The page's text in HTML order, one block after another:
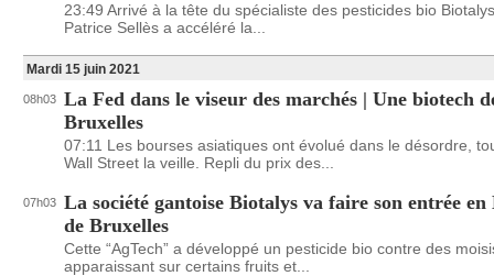
23:49 Arrivé à la tête du spécialiste des pesticides bio
Patrice Sellès a accéléré la...
Mardi 15 juin 2021
08h03 La Fed dans le viseur des marchés | Une biotech
Bruxelles
07:11 Les bourses asiatiques ont évolué dans le désordre,
Wall Street la veille. Repli du prix des...
07h03 La société gantoise Biotalys va faire son entrée en
de Bruxelles
Cette “AgTech” a développé un pesticide bio contre des
apparaissant sur certains fruits et...